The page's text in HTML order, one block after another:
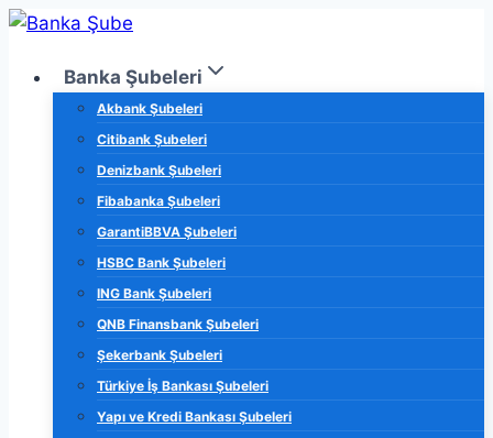
Skip
contentBanka Şubeleri
Akbank Şubeleri
Citibank Şubeleri
Denizbank Şubeleri
Fibabanka Şubeleri
GarantiBBVA Şubeleri
HSBC Bank Şubeleri
ING Bank Şubeleri
QNB Finansbank Şubeleri
Şekerbank Şubeleri
Türkiye İş Bankası Şubeleri
Yapı ve Kredi Bankası Şubeleri